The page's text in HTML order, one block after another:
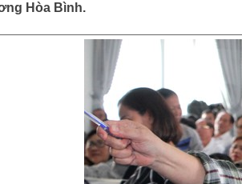
Hòa Bình.